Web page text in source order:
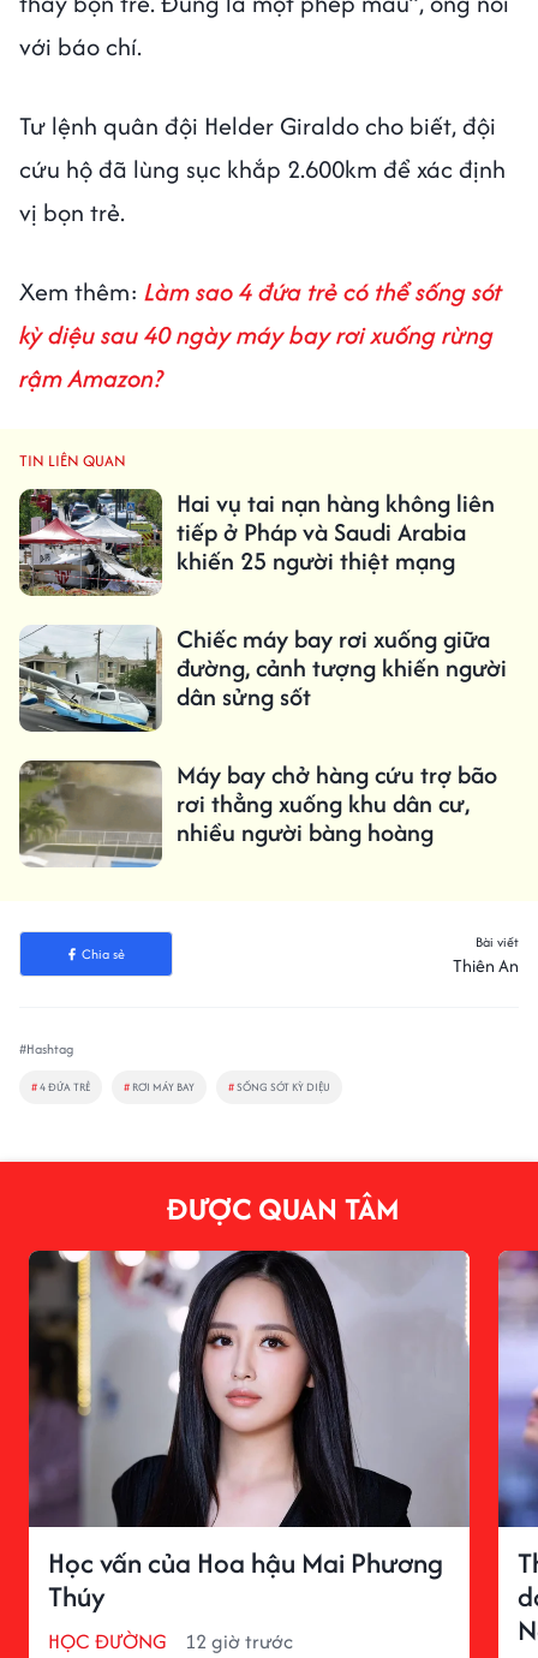
với báo chí.
Tư lệnh quân đội Helder Giraldo cho biết, đội
cứu hộ đã lùng sục khắp 2.600km để xác định
vị bọn trẻ.
Xem thêm: Làm sao 4 đứa trẻ có thể sống sót
kỳ diệu sau 40 ngày máy bay rơi xuống rừng
rậm Amazon?
TIN LIÊN QUAN
Hai vụ tai nạn hàng không liên
tiếp ở Pháp và Saudi Arabia
khiến 25 người thiệt mạng
Chiếc máy bay rơi xuống giữa
đường, cảnh tượng khiến người
dân sửng sốt
Máy bay chở hàng cứu trợ bão
rơi thẳng xuống khu dân cư,
nhiều người bàng hoàng
Chia sẻ
Bài viết
Thiên An
#Hashtag
#4 ĐỨA TRẺ # RƠI MÁY BAY #SỐNG SÓT KỲ DIỆU
ĐƯỢC QUAN TÂM
Học vấn của Hoa hậu Mai Phương
Thúy
HỌC ĐƯỜNG 12 giờ trước